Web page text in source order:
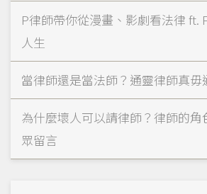
P律師帶你從漫畫、影劇看法律 ft.
人生
當律師還是當法師？通靈律師真毋
為什麼壞人可以請律師？律師的角
眾留言